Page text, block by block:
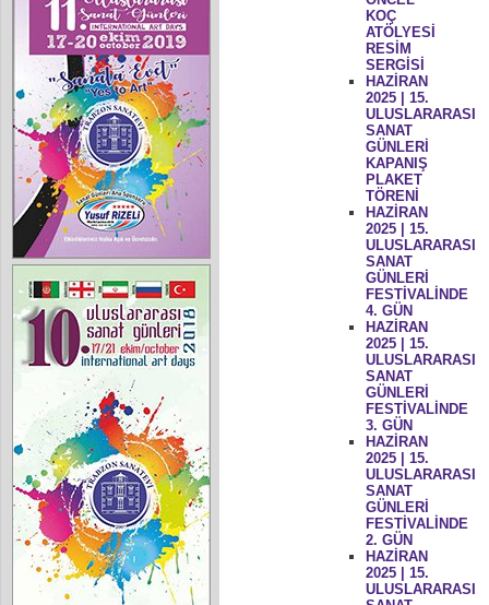
KOÇ
ATÖLYESİ
RESİM
SERGİSİ
HAZİRAN
2025 | 15.
ULUSLARARASI
SANAT
GÜNLERİ
KAPANIŞ
PLAKET
TÖRENİ
HAZİRAN
2025 | 15.
ULUSLARARASI
SANAT
GÜNLERİ
FESTİVALİNDE
4. GÜN
HAZİRAN
2025 | 15.
ULUSLARARASI
SANAT
GÜNLERİ
FESTİVALİNDE
3. GÜN
HAZİRAN
2025 | 15.
ULUSLARARASI
SANAT
GÜNLERİ
FESTİVALİNDE
2. GÜN
HAZİRAN
2025 | 15.
ULUSLARARASI